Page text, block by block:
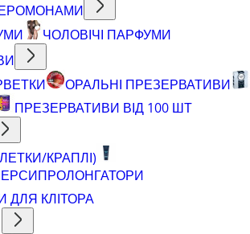
ЧОЛОВІЧІ ПАРФУМИ
ОРАЛЬНІ ПРЕЗЕРВАТИВИ
ПРЕЗЕРВАТИВИ ВІД 100 ШТ
КРАПЛІ)
ПРОЛОНГАТОРИ
ДЛЯ КЛІТОРА